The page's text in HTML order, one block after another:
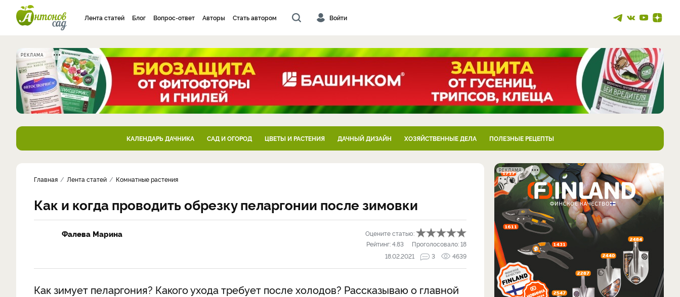
Лента статей Блог Вопрос-ответ Авторы Стать автором Войти
РЕКЛАМА
КАЛЕНДАРЬ ДАЧНИКА САД И ОГОРОД ЦВЕТЫ И РАСТЕНИЯ ДАЧНЫЙ ДИЗАЙН ХОЗЯЙСТВЕННЫЕ ДЕЛА ПОЛЕЗНЫЕ РЕЦЕПТЫ
Главная Лента статей Комнатные растения
Как и когда проводить обрезку пеларгонии после зимовки
Фалева Марина
Оцените статью:
Рейтинг:4.83 Проголосовало:18
18.02.2021
3 4639
Как зимует пеларгония? Какого ухода требует после холодов? Рассказываю о главной
РЕКЛАМА